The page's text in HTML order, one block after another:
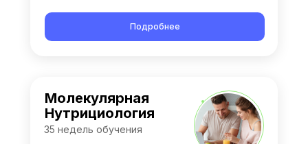
Подробнее
Молекулярная
Нутрициология
35 недель обучения